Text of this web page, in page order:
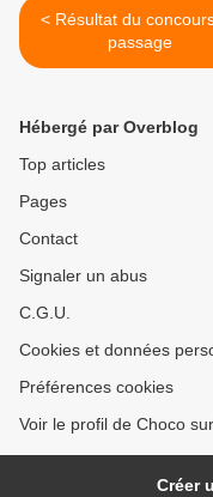
< Résultat du concours Le
passage
Hébergé par Overblog
Top articles
Pages
Contact
Signaler un abus
C.G.U.
Cookies et données
Préférences cookies
Voir le profil de Choco
Créer